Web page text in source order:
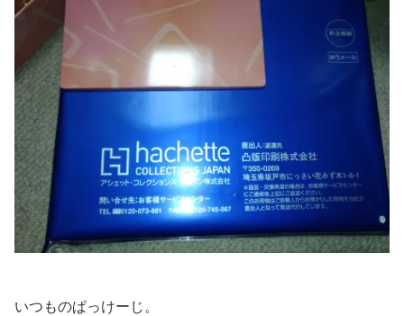
いつものぱっけーじ。